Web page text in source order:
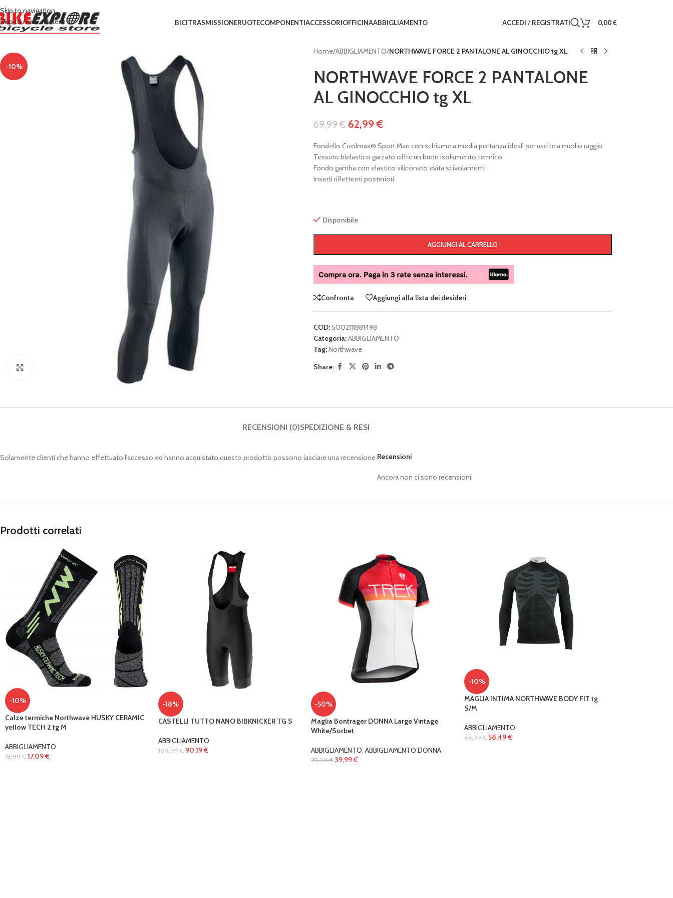
Skip to navigation
Skip to main content
BICITRASMISSIONERUOTECOMPONENTIACCESSORIOFFICINAABBIGLIAMENTO ACCEDI / REGISTRATI 0,00€
-10%
Home/ABBIGLIAMENTO/NORTHWAVE FORCE 2 PANTALONE AL GINOCCHIO tg XL
NORTHWAVE FORCE 2 PANTALONE
AL GINOCCHIO tg XL
69,99€ 62,99€
Fondello Coolmax® Sport Man con schiume a media portanza ideali per uscite a medio raggio
Tessuto bielastico garzato offre un buon isolamento termico
Fondo gamba con elastico siliconato evita scivolamenti
Inserti riflettenti posteriori
Disponibile
AGGIUNGI AL CARRELLO
Confronta Aggiungi alla lista dei desideri
COD: 5002111881498
Categoria:ABBIGLIAMENTO
Tag:Northwave
Share:
RECENSIONI (0)SPEDIZIONE & RESI
Recensioni
Ancora non ci sono recensioni.
Solamente clienti che hanno effettuato l'accesso ed hanno acquistato questo prodotto possono lasciare una recensione.
Prodotti correlati
-10%
Calze termiche Northwave HUSKY CERAMIC
yellow TECH 2 tg M
ABBIGLIAMENTO
18,99€ 17,09€
-18%
CASTELLI TUTTO NANO BIBKNICKER TG S
ABBIGLIAMENTO
109,99€ 90,19€
-50%
Maglia Bontrager DONNA Large Vintage
White/Sorbet
ABBIGLIAMENTO, ABBIGLIAMENTO DONNA
79,99€ 39,99€
-10%
MAGLIA INTIMA NORTHWAVE BODY FIT tg
S/M
ABBIGLIAMENTO
64,99€ 58,49€